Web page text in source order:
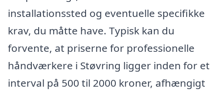
installationssted og eventuelle specifikke
krav, du måtte have. Typisk kan du
forvente, at priserne for professionelle
håndværkere i Støvring ligger inden for et
interval på 500 til 2000 kroner, afhængigt